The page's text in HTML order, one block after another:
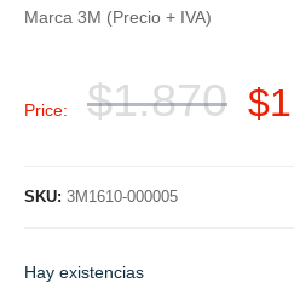
Marca 3M (Precio + IVA)
Price: $1.870 $
SKU: 3M1610-000005
Hay existencias